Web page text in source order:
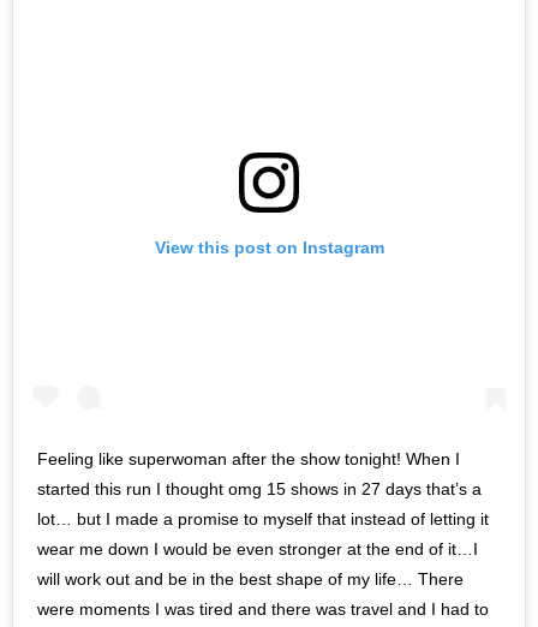
View this post on Instagram
Feeling like superwoman after the show tonight! When I
started this run I thought omg 15 shows in 27 days that’s a
lot… but I made a promise to myself that instead of letting it
wear me down I would be even stronger at the end of it…I
will work out and be in the best shape of my life… There
were moments I was tired and there was travel and I had to